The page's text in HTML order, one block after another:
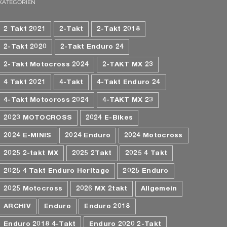
2 Takt 2021 2-Takt 2-Takt 2018
2-Takt 2020 2-Takt Enduro 24
2-Takt Motocross 2024 2-TAKT MX 23
4 Takt 2021 4-Takt 4-Takt Enduro 24
4-Takt Motocross 2024 4-TAKT MX 23
2023 MOTOCROSS 2024 E-Bikes
2024 E-MINIS 2024 Enduro 2024 Motocross
2025 2-takt MX 2025 2Takt 2025 4 Takt
2025 4 Takt Enduro Heritage 2025 Enduro
2025 Motocross 2026 MX 2takt Allgemein
ARCHIV Enduro Enduro 2018
Enduro 2018 4-Takt Enduro 2020 2-Takt